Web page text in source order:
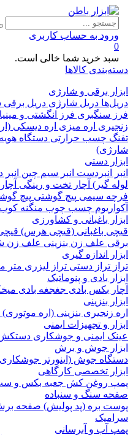
ورود به حساب کاربری
0
سبد خرید شما خالی است.
دسته‌بندی کالاها
ابزار برقی و شارژی
دریل‌ها دریل شارژی دریل برقی
فرز سنگبری فرز انگشتی و
زنجیری اره میزی اره دیسکی
تفنگ چسب حرارتی دستگاه هویه
شارژی)
ابزار دستی
انبر
انبردست انبر سیم چین
لوله گیر) آچار تخت و رینگی
فرچه سیمی پیچ‌ گوشتی پیچ
آکواریوم چسب چوب منگنه
ابزار باغبانی و کشاورزی
قیچی باغبانی (قیچی هرس)
برقی علف زن بنزینی علف زن
ابزار اندازه گیری
تراز تراز دستی تراز لیزری متر
ابزار بادی و پنوماتیک
آچار بکس بادی جغجغه بادی
ابزار بنزینی
اره زنجیری بنزینی (اره موتوری)
ابزار و تجهیزات ایمنی
عینک ایمنی و جوشکاری دستکش
ابزار جوش و برش
دستگاه جوش (اینورتر
ابزار تخصصی کارگاهی
پمپ روغن کش جعبه بکس و
صفحه سنگ و سنباده
پوست بره (پد پولیش) صفحه
سرامیک
پمپ آب و آبرسانی